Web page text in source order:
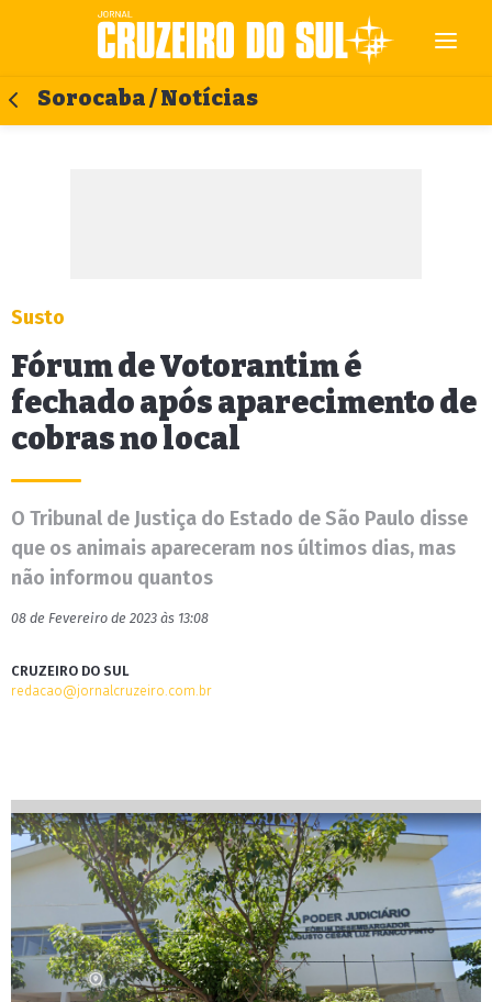
Sorocaba / Notícias
Susto
Fórum de Votorantim é
fechado após aparecimento de
cobras no local
O Tribunal de Justiça do Estado de São Paulo disse
que os animais apareceram nos últimos dias, mas
não informou quantos
08 de Fevereiro de 2023 às 13:08
CRUZEIRO DO SUL
redacao@jornalcruzeiro.com.br